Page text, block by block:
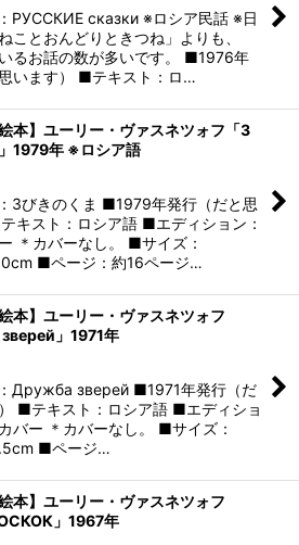
РУССКИЕ сказки ※ロシア民話 ※日
ことおんどりときつね」よりも、
るお話の数が多いです。 ■1976年
います） ■テキスト：ロ…
絵本】ユーリー・ヴァスネツォフ「3
1979年 ※ロシア語
3びきのくま ■1979年発行（だと思
キスト：ロシア語 ■エディション：
＊カバーなし。 ■サイズ：
■ページ：約16ページ…
絵本】ユーリー・ヴァスネツォフ
」1971年
Дружба зверей ■1971年発行（だ
■テキスト：ロシア語 ■エディショ
バー ＊カバーなし。 ■サイズ：
■ページ…
絵本】ユーリー・ヴァスネツォフ
」1967年